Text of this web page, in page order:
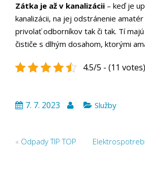
Zátka je až v kanalizácii – keď je
kanalizácii, na jej odstránenie
privolať odborníkov tak či tak. Tí
čističe s dlhým dosahom, ktorými
4.5/5 - (11 votes)
7. 7. 2023 Služby
« Odpady TIP TOP